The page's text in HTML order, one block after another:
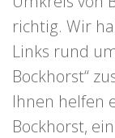
richtig. Wir
Links rund
Bockhorst“
Ihnen helfen
Bockhorst,